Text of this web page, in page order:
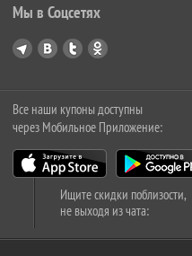
Мы в Соцсетях
Все наши купоны доступны
через Мобильное Приложение:
Ищите скидки поблизости,
не выходя из чата: